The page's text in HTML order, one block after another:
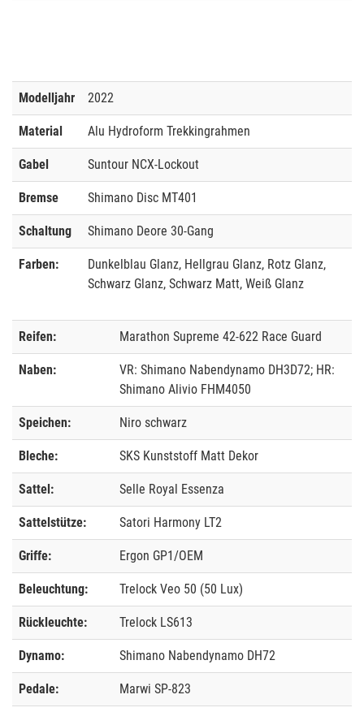
Modelljahr 2022
Material Alu Hydroform Trekkingrahmen
Gabel Suntour NCX-Lockout
Bremse Shimano Disc MT401
Schaltung Shimano Deore 30-Gang
Farben:
Dunkelblau Glanz, Hellgrau Glanz, Rotz Glanz,
Schwarz Glanz, Schwarz Matt, Weiß Glanz
Reifen: Marathon Supreme 42-622 Race Guard
Naben:
VR: Shimano Nabendynamo DH3D72; HR:
Shimano Alivio FHM4050
Speichen: Niro schwarz
Bleche: SKS Kunststoff Matt Dekor
Sattel: Selle Royal Essenza
Sattelstütze: Satori Harmony LT2
Griffe: Ergon GP1/OEM
Beleuchtung: Trelock Veo 50 (50 Lux)
Rückleuchte: Trelock LS613
Dynamo: Shimano Nabendynamo DH72
Pedale: Marwi SP-823